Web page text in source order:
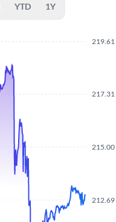
YTD 1Y
212.69
215.00
217.31
219.61